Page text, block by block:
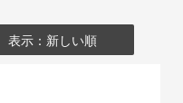
表示：新しい順